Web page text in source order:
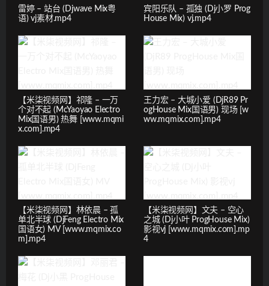
雷婷 – 站台 (Djwave Mix粤
语) vj素材.mp4
宾阳乐队 – 孤独 (Dj小罗 Prog
House Mix) vj.mp4
【米柒视频网】祁隆 – 一万
个对不起 (McYaoyao Electro
Mix国语男) 热舞 [www.mqmi
x.com].mp4
王力宏 – 大城小爱 (DjR89 Pr
ogHouse Mix国语男) 现场 [w
ww.mqmix.com].mp4
【米柒视频网】林依晨 – 孤
单北半球 (DjFeng Electro Mix
国语女) MV [www.mqmix.co
m].mp4
【米柒视频网】文夫 – 空心
之城 (Dj小叶 ProgHouse Mix)
影视vj [www.mqmix.com].mp
4